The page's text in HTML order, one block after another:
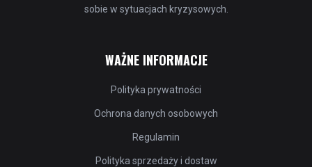
sobie w sytuacjach kryzysowych.
WAŻNE INFORMACJE
Polityka prywatności
Ochrona danych osobowych
Regulamin
Polityka sprzedaży i dostaw